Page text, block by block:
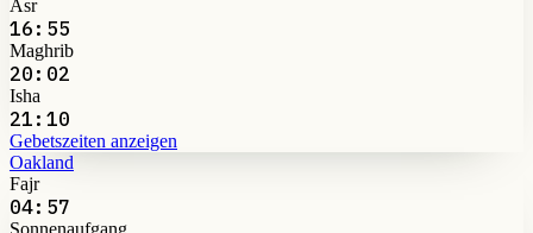
Asr
16:55
Maghrib
20:02
Isha
21:10
Gebetszeiten anzeigen
Oakland
Fajr
04:57
Sonnenaufgang